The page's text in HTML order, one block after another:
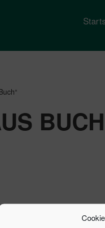
BUCH